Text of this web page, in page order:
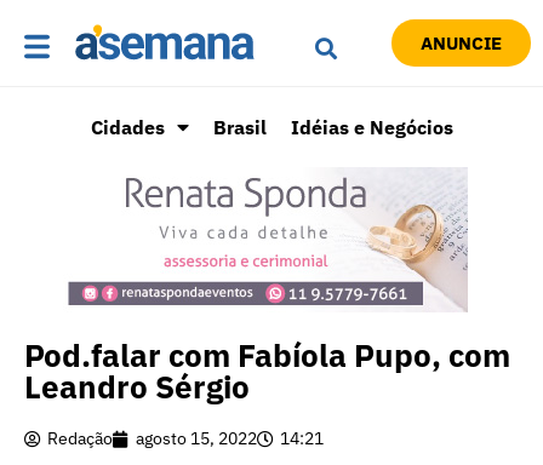
ANUNCIE
Cidades Brasil Idéias e Negócios
Pod.falar com Fabíola Pupo, com
Leandro Sérgio
Redação agosto 15, 2022 14:21